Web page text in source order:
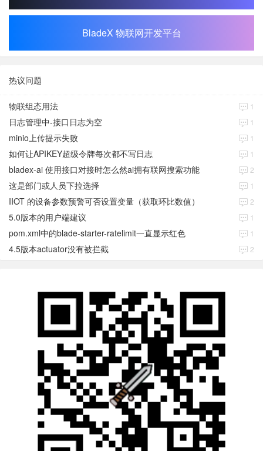
BladeX 物联网开发平台
热议问题
物联组态用法 1
日志管理中-接口日志为空 1
minio上传提示失败 1
如何让APIKEY超级令牌每次都不写日志 1
bladex-ai 使用接口对接时怎么然ai拥有联网搜索功能 2
这是部门或人员下拉选择 1
IIOT 的设备参数预警可否设置变量（获取环比数值） 2
5.0版本的用户端建议 1
pom.xml中的blade-starter-ratelimit一直显示红色 1
4.5版本actuator没有被拦截 2